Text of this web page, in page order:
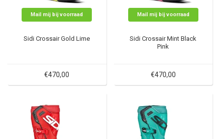
Mail mij bij voorraad
Sidi Crossair Gold Lime
€470,00
Mail mij bij voorraad
Sidi Crossair Mint Black
Pink
€470,00